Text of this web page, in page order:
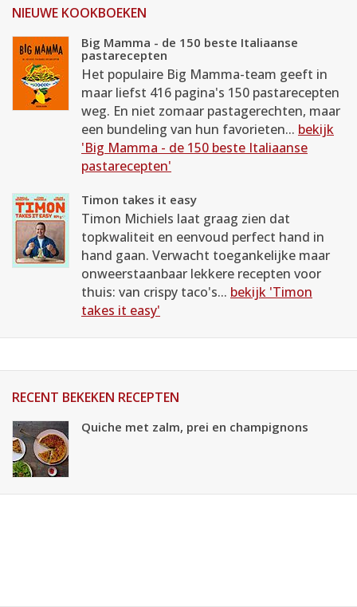
NIEUWE KOOKBOEKEN
Big Mamma - de 150 beste Italiaanse
pastarecepten
Het populaire Big Mamma-team geeft in
maar liefst 416 pagina's 150 pastarecepten
weg. En niet zomaar pastagerechten, maar
een bundeling van hun favorieten... bekijk
'Big Mamma - de 150 beste Italiaanse
pastarecepten'
Timon takes it easy
Timon Michiels laat graag zien dat
topkwaliteit en eenvoud perfect hand in
hand gaan. Verwacht toegankelijke maar
onweerstaanbaar lekkere recepten voor
thuis: van crispy taco's... bekijk 'Timon
takes it easy'
RECENT BEKEKEN RECEPTEN
Quiche met zalm, prei en champignons